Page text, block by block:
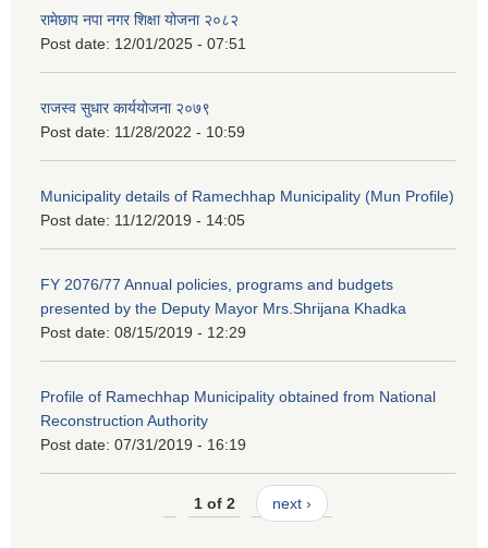
रामेछाप नपा नगर शिक्षा योजना २०८२
Post date: 12/01/2025 - 07:51
राजस्व सुधार कार्ययोजना २०७९
Post date: 11/28/2022 - 10:59
Municipality details of Ramechhap Municipality (Mun Profile)
Post date: 11/12/2019 - 14:05
FY 2076/77 Annual policies, programs and budgets
presented by the Deputy Mayor Mrs.Shrijana Khadka
Post date: 08/15/2019 - 12:29
Profile of Ramechhap Municipality obtained from National
Reconstruction Authority
Post date: 07/31/2019 - 16:19
1 of 2 next ›